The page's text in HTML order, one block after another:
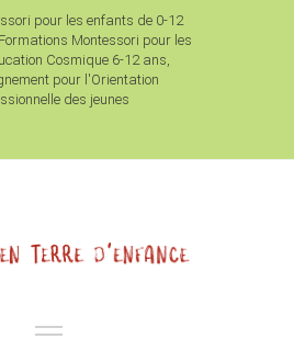
pour les enfants de 0-12
Montessori pour les
Cosmique 6-12 ans,
pour l'Orientation
des jeunes